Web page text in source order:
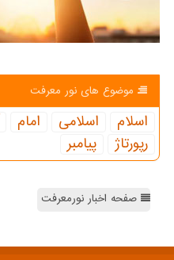
موضوع های نور معرفت
اسلام اسلامی امام
رپورتاژ
پیامبر
صفحه اخبار نورمعرفت